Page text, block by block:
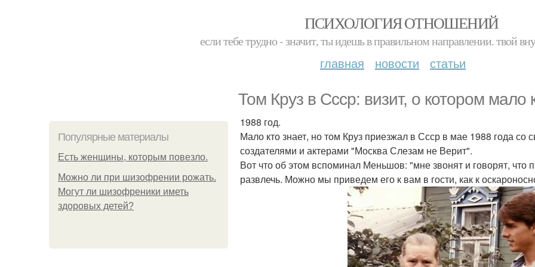
ПСИХОЛОГИЯ ОТНОШЕНИЙ
если тебе трудно - значит, ты идешь в правильном направлении. твой
главная новости статьи
Том Круз в Ссср: визит, о котором мало
Популярные материалы
Есть женщины, которым повезло.
Можно ли при шизофрении рожать.
Могут ли шизофреники иметь
здоровых детей?
1988 год.
Мало кто знает, но том Круз приезжал в Ссср в мае 1988 года со
создателями и актерами "Москва Слезам не Верит".
Вот что об этом вспоминал Меньшов: "мне звонят и говорят, что
развлечь. Можно мы приведем его к вам в гости, как к